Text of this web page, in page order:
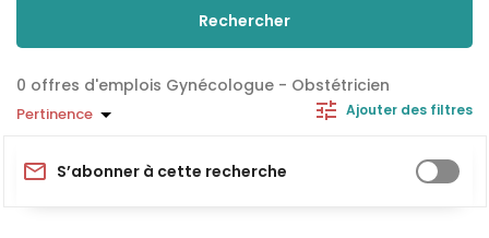
Rechercher
offres d'emplois Gynécologue - Obstétricien
Pertinence Ajouter des filtres
S’abonner à cette recherche